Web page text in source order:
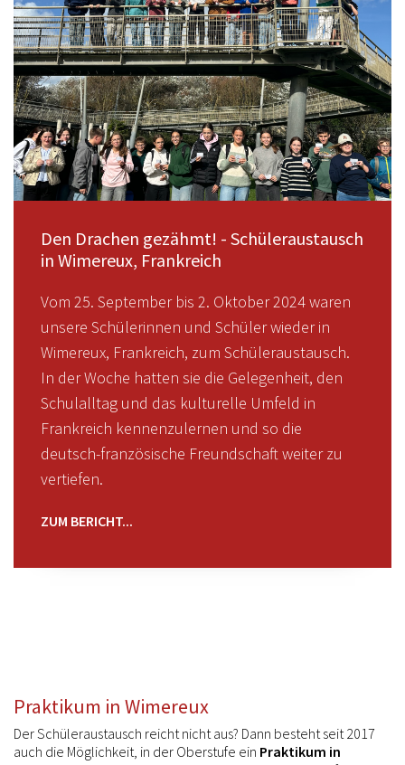
Den Drachen gezähmt! - Schüleraustausch
in Wimereux, Frankreich
Vom 25. September bis 2. Oktober 2024 waren
unsere Schülerinnen und Schüler wieder in
Wimereux, Frankreich, zum Schüleraustausch.
In der Woche hatten sie die Gelegenheit, den
Schulalltag und das kulturelle Umfeld in
Frankreich kennenzulernen und so die
deutsch-französische Freundschaft weiter zu
vertiefen.
ZUM BERICHT...
Praktikum in Wimereux
Der Schüleraustausch reicht nicht aus? Dann besteht seit 2017
auch die Möglichkeit, in der Oberstufe ein Praktikum in